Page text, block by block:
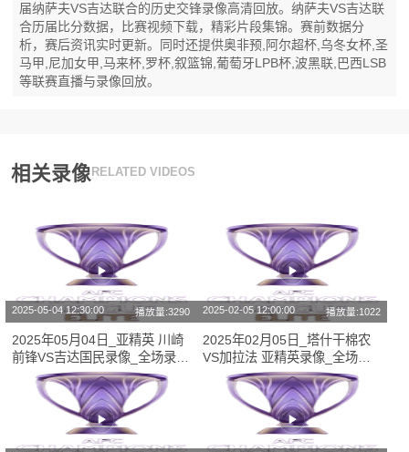
届纳萨夫VS吉达联合的历史交锋录像高清回放。纳萨夫VS吉达联
合历届比分数据，比赛视频下载，精彩片段集锦。赛前数据分
析，赛后资讯实时更新。同时还提供奥非预,阿尔超杯,乌冬女杯,圣
马甲,尼加女甲,马来杯,罗杯,叙篮锦,葡萄牙LPB杯,波黑联,巴西LSB
等联赛直播与录像回放。
相关录像 RELATED VIDEOS
2025-05-04 12:30:00 播放量:3290
2025年05月04日_亚精英 川崎
前锋VS吉达国民录像_全场录像
【视频集锦】
2025-02-05 12:00:00 播放量:1022
2025年02月05日_塔什干棉农
VS加拉法 亚精英录像_全场录
像【视频集锦】